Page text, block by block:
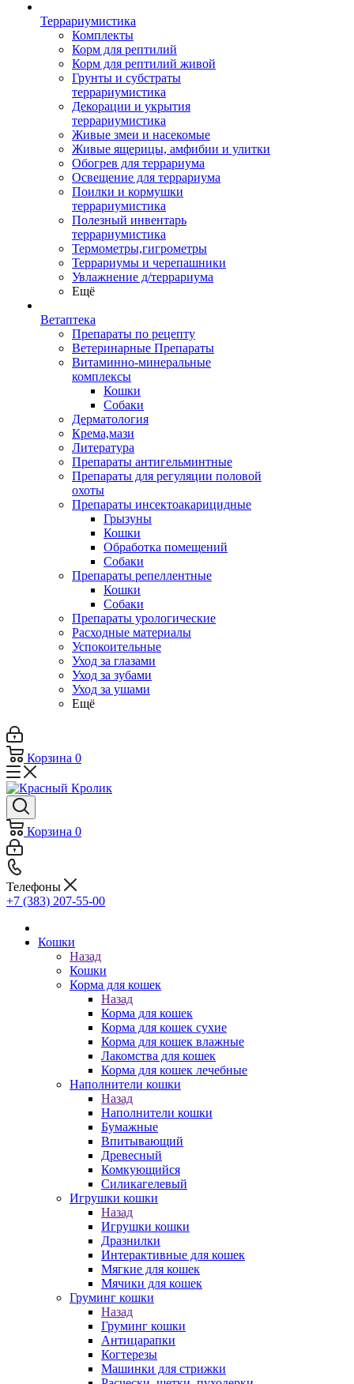
Террариумистика
Комплекты
Корм для рептилий
Корм для рептилий живой
Грунты и субстраты
террариумистика
Декорации и укрытия
террариумистика
Живые змеи и насекомые
Живые ящерицы, амфибии и улитки
Обогрев для террариума
Освещение для террариума
Поилки и кормушки
террариумистика
Полезный инвентарь
террариумистика
Термометры,гигрометры
Террариумы и черепашники
Увлажнение д/террариума
Ещё
Ветаптека
Препараты по рецепту
Ветеринарные Препараты
Витаминно-минеральные
комплексы
Кошки
Собаки
Дерматология
Крема,мази
Литература
Препараты антигельминтные
Препараты для регуляции половой
охоты
Препараты инсектоакарицидные
Грызуны
Кошки
Обработка помещений
Собаки
Препараты репеллентные
Кошки
Собаки
Препараты урологические
Расходные материалы
Успокоительные
Уход за глазами
Уход за зубами
Уход за ушами
Ещё
Корзина 0
Корзина 0
Телефоны
+7 (383) 207-55-00
Кошки
Назад
Кошки
Корма для кошек
Назад
Корма для кошек
Корма для кошек сухие
Корма для кошек влажные
Лакомства для кошек
Корма для кошек лечебные
Наполнители кошки
Назад
Наполнители кошки
Бумажные
Впитывающий
Древесный
Комкующийся
Силикагелевый
Игрушки кошки
Назад
Игрушки кошки
Дразнилки
Интерактивные для кошек
Мягкие для кошек
Мячики для кошек
Груминг кошки
Назад
Груминг кошки
Антицарапки
Когтерезы
Машинки для стрижки